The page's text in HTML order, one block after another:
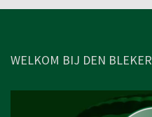
WELKOM BIJ DEN BLEKER